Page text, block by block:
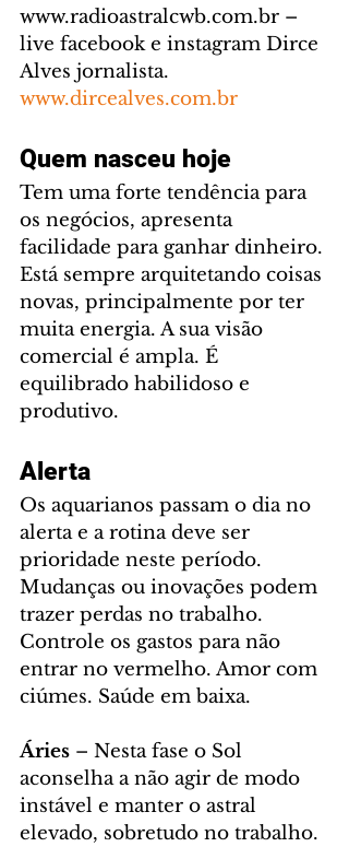
www.radioastralcwb.com.br –
live facebook e instagram Dirce
Alves jornalista.
www.dircealves.com.br
Quem nasceu hoje
Tem uma forte tendência para
os negócios, apresenta
facilidade para ganhar dinheiro.
Está sempre arquitetando coisas
novas, principalmente por ter
muita energia. A sua visão
comercial é ampla. É
equilibrado habilidoso e
produtivo.
Alerta
Os aquarianos passam o dia no
alerta e a rotina deve ser
prioridade neste período.
Mudanças ou inovações podem
trazer perdas no trabalho.
Controle os gastos para não
entrar no vermelho. Amor com
ciúmes. Saúde em baixa.
Áries – Nesta fase o Sol
aconselha a não agir de modo
instável e manter o astral
elevado, sobretudo no trabalho.